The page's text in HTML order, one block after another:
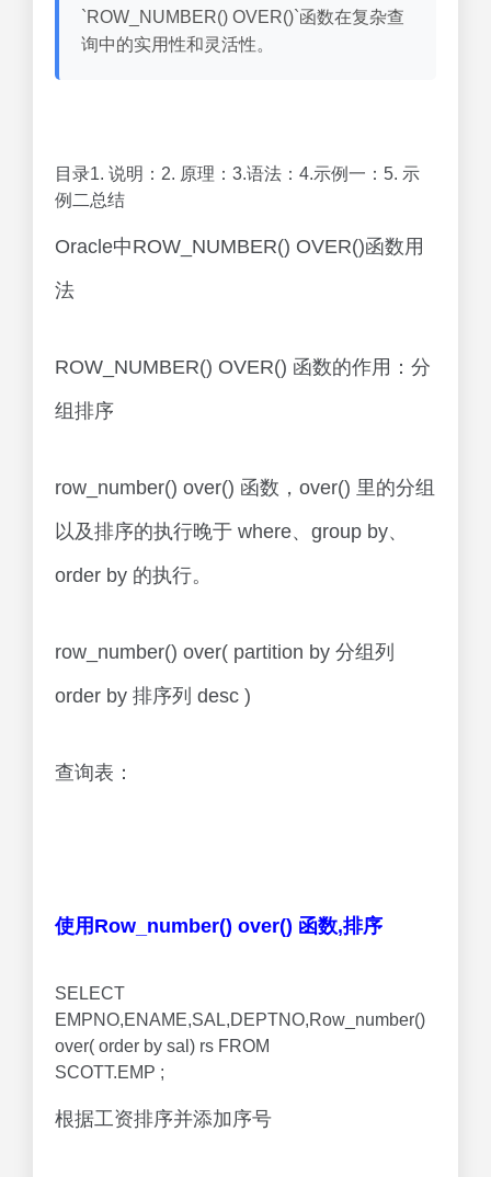
`ROW_NUMBER() OVER()`函数在复杂查
询中的实用性和灵活性。
目录1. 说明：2. 原理：3.语法：4.示例一：5. 示
例二总结
Oracle中ROW_NUMBER() OVER()函数用
法
ROW_NUMBER() OVER() 函数的作用：分
组排序
row_number() over() 函数，over() 里的分组
以及排序的执行晚于 where、group by、
order by 的执行。
row_number() over( partition by 分组列
order by 排序列 desc )
查询表：
使用Row_number() over() 函数,排序
SELECT
EMPNO,ENAME,SAL,DEPTNO,Row_number()
over( order by sal) rs FROM
SCOTT.EMP ;
根据工资排序并添加序号